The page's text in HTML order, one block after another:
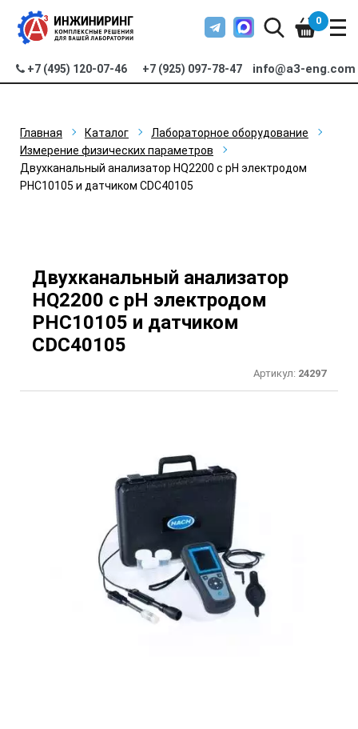
+7 (495) 120-07-46 +7 (925) 097-78-47 info@a3-eng.com
0
Главная Каталог
Лабораторное оборудование
Измерение физических параметров
Двухканальный анализатор HQ2200 c pH электродом
PHC10105 и датчиком CDC40105
Двухканальный анализатор
HQ2200 c pH электродом
PHC10105 и датчиком
CDC40105
Артикул: 24297